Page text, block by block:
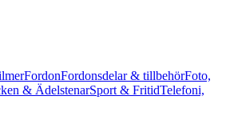
FordonFordonsdelar & tillbehörFoto,
& ÄdelstenarSport & FritidTelefoni,